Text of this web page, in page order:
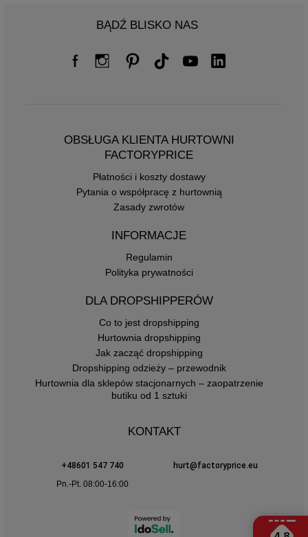
BĄDŹ BLISKO NAS
OBSŁUGA KLIENTA HURTOWNI
FACTORYPRICE
Płatności i koszty dostawy
Pytania o współpracę z hurtownią
Zasady zwrotów
INFORMACJE
Regulamin
Polityka prywatności
DLA DROPSHIPPERÓW
Co to jest dropshipping
Hurtownia dropshipping
Jak zacząć dropshipping
Dropshipping odzieży – przewodnik
Hurtownia dla sklepów stacjonarnych – zaopatrzenie
butiku od 1 sztuki
KONTAKT
+48601 547 740
hurt@factoryprice.eu
Pn.-Pt. 08:00-16:00